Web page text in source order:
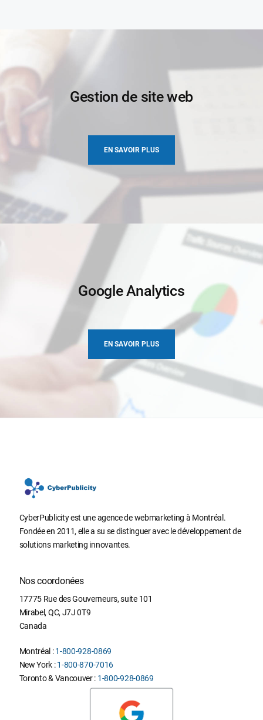
Gestion de site web
EN SAVOIR PLUS
Google Analytics
EN SAVOIR PLUS
CyberPublicity est une agence de webmarketing à Montréal.
Fondée en 2011, elle a su se distinguer avec le développement de
solutions marketing innovantes.
Nos coordonées
17775 Rue des Gouverneurs, suite 101
Mirabel, QC, J7J 0T9
Canada
Montréal :1-800-928-0869
New York :1-800-870-7016
Toronto & Vancouver : 1-800-928-0869